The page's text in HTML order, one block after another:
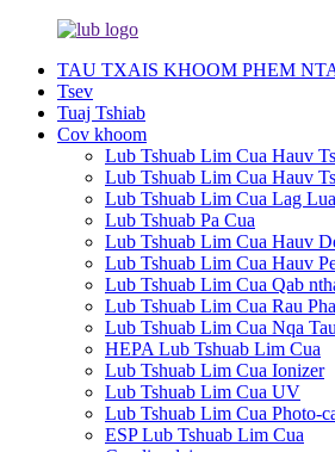
TAU TXAIS KHOOM PHEM
Tsev
Tuaj Tshiab
Cov khoom
Lub Tshuab Lim Cua Hauv
Lub Tshuab Lim Cua Hauv
Lub Tshuab Lim Cua Lag
Lub Tshuab Pa Cua
Lub Tshuab Lim Cua Hauv
Lub Tshuab Lim Cua Hauv
Lub Tshuab Lim Cua Qab
Lub Tshuab Lim Cua Rau
Lub Tshuab Lim Cua Nqa Tau
HEPA Lub Tshuab Lim Cua
Lub Tshuab Lim Cua Ionizer
Lub Tshuab Lim Cua UV
Lub Tshuab Lim Cua Photo-
ESP Lub Tshuab Lim Cua